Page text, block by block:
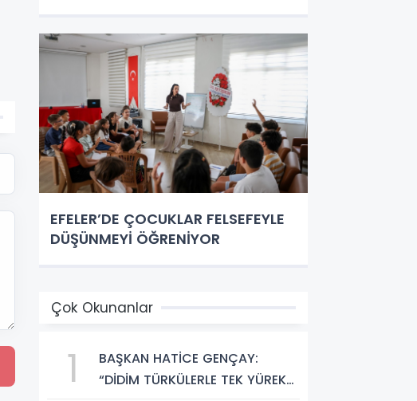
EFELER’DE ÇOCUKLAR FELSEFEYLE
DÜŞÜNMEYİ ÖĞRENİYOR
Çok Okunanlar
1
BAŞKAN HATİCE GENÇAY:
“DİDİM TÜRKÜLERLE TEK YÜREK